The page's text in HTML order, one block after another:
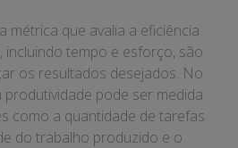
métrica que avalia a eficiência
incluindo tempo e esforço, são
os resultados desejados. No
produtividade pode ser medida
como a quantidade de tarefas
do trabalho produzido e o